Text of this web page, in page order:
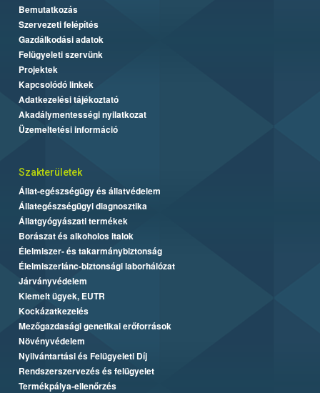
Bemutatkozás
Szervezeti felépítés
Gazdálkodási adatok
Felügyeleti szervünk
Projektek
Kapcsolódó linkek
Adatkezelési tájékoztató
Akadálymentességi nyilatkozat
Üzemeltetési információ
Szakterületek
Állat-egészségügy és állatvédelem
Állategészségügyi diagnosztika
Állatgyógyászati termékek
Borászat és alkoholos italok
Élelmiszer- és takarmánybiztonság
Élelmiszerlánc-biztonsági laborhálózat
Járványvédelem
Kiemelt ügyek, EUTR
Kockázatkezelés
Mezőgazdasági genetikai erőforrások
Növényvédelem
Nyilvántartási és Felügyeleti Díj
Rendszerszervezés és felügyelet
Termékpálya-ellenőrzés